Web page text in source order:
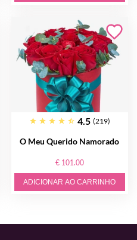
4.5 (219)
O Meu Querido Namorado
€ 101.00
ADICIONAR AO CARRINHO